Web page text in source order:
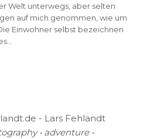
Welt unterwegs, aber selten
auf mich genommen, wie um
Einwohner selbst bezeichnen
- Lars Fehlandt
• adventure •